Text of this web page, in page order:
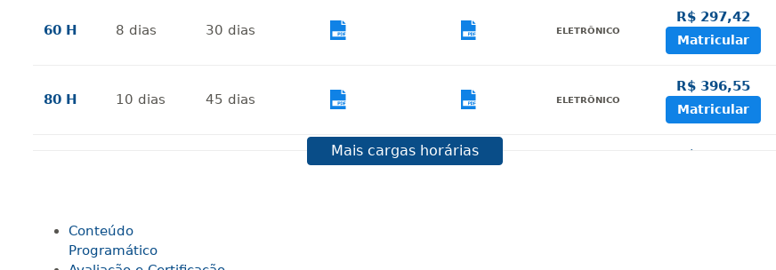
60 H 8 dias 30 dias Visualizar
ELETRÔNICO
R$ 297,42
Matricular
80 H 10 dias 45 dias Visualizar
ELETRÔNICO
R$ 396,55
Matricular
Visualizar
R$ 495,69
120 H 15
Mais cargas horárias
Conteúdo
Programático